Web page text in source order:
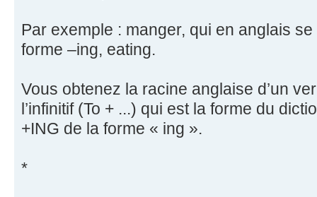
Par exemple : manger, qui en anglais
forme –ing, eating.
Vous obtenez la racine anglaise d’un
l’infinitif (To + ...) qui est la forme du
+ING de la forme « ing ».
*